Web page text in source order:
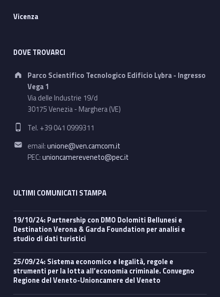
Vicenza
DOVE TROVARCI
Address:
Parco Scientifico Tecnologico Edificio Lybra - Ingresso
Vega 1
Via delle Industrie 19/d
30175 Venezia - Marghera (VE)
Phone number:
Tel. +39 041 0999311
Email address:
email:unione@ven.camcom.it
PEC:unioncamereveneto@pec.it
ULTIMI COMUNICATI STAMPA
19/10/24: Partnership con DMO Dolomiti Bellunesi e
Destination Verona & Garda Foundation per analisi e
studio di dati turistici
25/09/24: Sistema economico e legalità, regole e
strumenti per la lotta all’economia criminale. Convegno
Regione del Veneto-Unioncamere del Veneto